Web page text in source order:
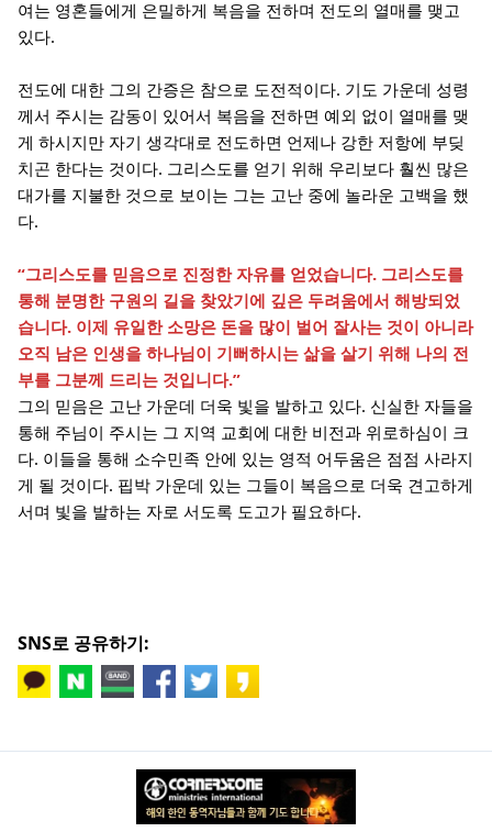
여는 영혼들에게 은밀하게 복음을 전하며 전도의 열매를 맺고
있다.
전도에 대한 그의 간증은 참으로 도전적이다. 기도 가운데 성령
께서 주시는 감동이 있어서 복음을 전하면 예외 없이 열매를 맺
게 하시지만 자기 생각대로 전도하면 언제나 강한 저항에 부딪
치곤 한다는 것이다. 그리스도를 얻기 위해 우리보다 훨씬 많은
대가를 지불한 것으로 보이는 그는 고난 중에 놀라운 고백을 했
다.
“그리스도를 믿음으로 진정한 자유를 얻었습니다. 그리스도를
통해 분명한 구원의 길을 찾았기에 깊은 두려움에서 해방되었
습니다. 이제 유일한 소망은 돈을 많이 벌어 잘사는 것이 아니라
오직 남은 인생을 하나님이 기뻐하시는 삶을 살기 위해 나의 전
부를 그분께 드리는 것입니다.”
그의 믿음은 고난 가운데 더욱 빛을 발하고 있다. 신실한 자들을
통해 주님이 주시는 그 지역 교회에 대한 비전과 위로하심이 크
다. 이들을 통해 소수민족 안에 있는 영적 어두움은 점점 사라지
게 될 것이다. 핍박 가운데 있는 그들이 복음으로 더욱 견고하게
서며 빛을 발하는 자로 서도록 도고가 필요하다.
SNS로 공유하기: